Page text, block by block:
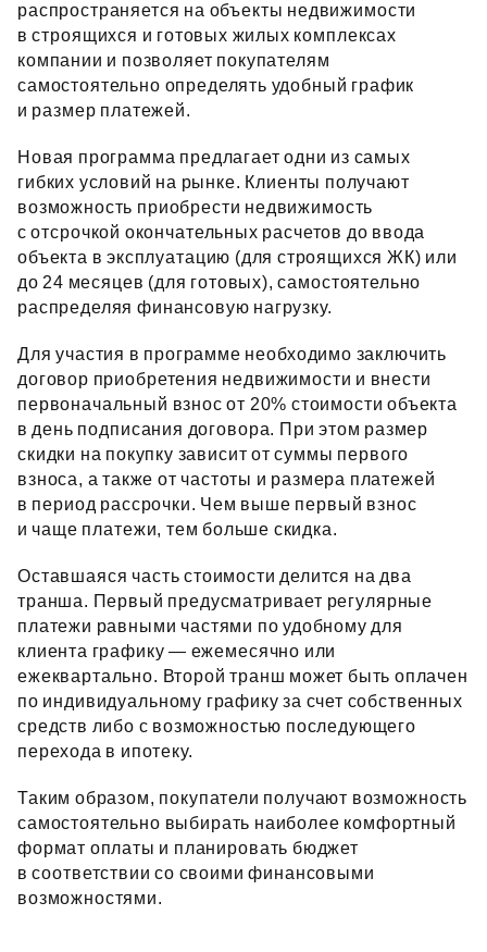
распространяется на объекты недвижимости
в строящихся и готовых жилых комплексах
компании и позволяет покупателям
самостоятельно определять удобный график
и размер платежей.
Новая программа предлагает одни из самых
гибких условий на рынке. Клиенты получают
возможность приобрести недвижимость
с отсрочкой окончательных расчетов до ввода
объекта в эксплуатацию (для строящихся ЖК) или
до 24 месяцев (для готовых), самостоятельно
распределяя финансовую нагрузку.
Для участия в программе необходимо заключить
договор приобретения недвижимости и внести
первоначальный взнос от 20% стоимости объекта
в день подписания договора. При этом размер
скидки на покупку зависит от суммы первого
взноса, а также от частоты и размера платежей
в период рассрочки. Чем выше первый взнос
и чаще платежи, тем больше скидка.
Оставшаяся часть стоимости делится на два
транша. Первый предусматривает регулярные
платежи равными частями по удобному для
клиента графику — ежемесячно или
ежеквартально. Второй транш может быть оплачен
по индивидуальному графику за счет собственных
средств либо с возможностью последующего
перехода в ипотеку.
Таким образом, покупатели получают возможность
самостоятельно выбирать наиболее комфортный
формат оплаты и планировать бюджет
в соответствии со своими финансовыми
возможностями.